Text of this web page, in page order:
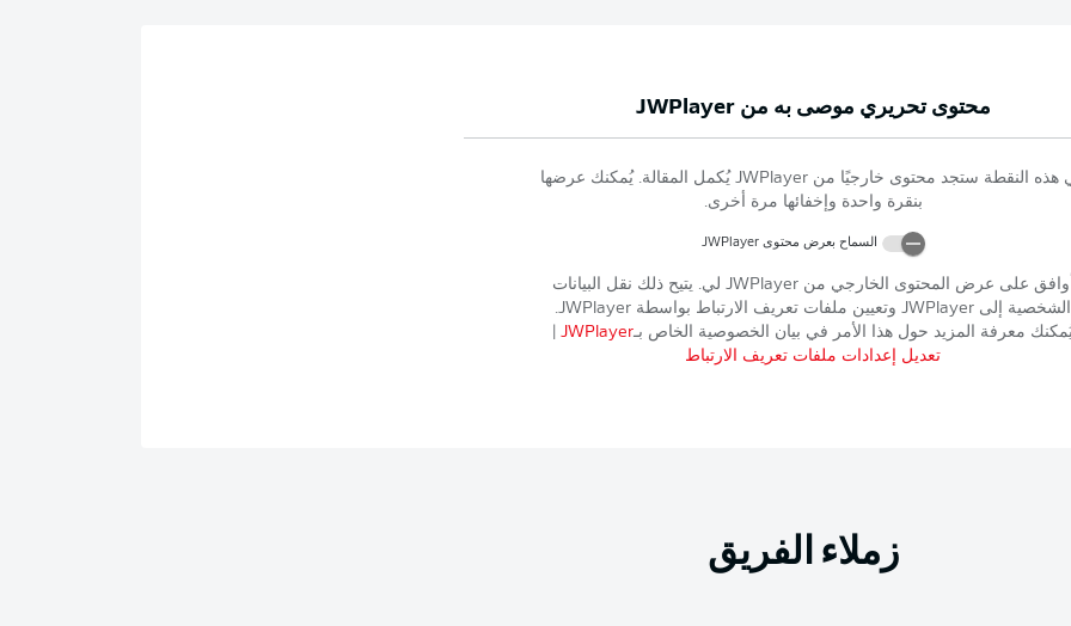
محتوى تحريري موصى به منJWPlayer
هذه النقطة ستجد محتوى خارجيًا منJWPlayer يُكمل المقالة. يُمكنك عرضها
بنقرة واحدة وإخفائها مرة أخرى.
السماح بعرض محتوىJWPlayer
على عرض المحتوى الخارجي منJWPlayer لي. يتيح ذلك نقل البيانات
الشخصية إلى JWPlayer وتعيين ملفات تعريف الارتباط بواسطة JWPlayer
.
معرفة المزيد حول هذا الأمر في بيان الخصوصية الخاص بـJWPlayer
تعديل إعدادات ملفات تعريف الارتباط
زملاء الفريق